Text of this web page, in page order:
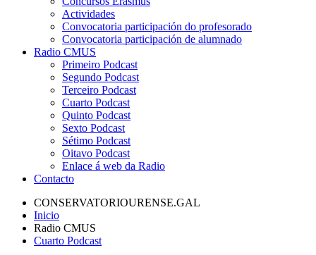
Actividades
Convocatoria participación do profesorado
Convocatoria participación de alumnado
Radio CMUS
Primeiro Podcast
Segundo Podcast
Terceiro Podcast
Cuarto Podcast
Quinto Podcast
Sexto Podcast
Sétimo Podcast
Oitavo Podcast
Enlace á web da Radio
Contacto
CONSERVATORIOURENSE.GAL
Inicio
Radio CMUS
Cuarto Podcast